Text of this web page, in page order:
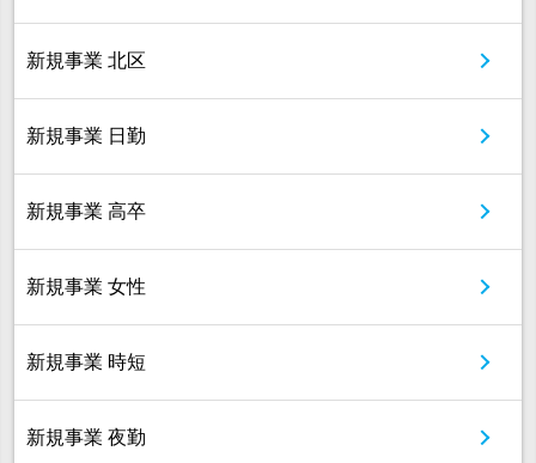
新規事業 北区
新規事業 日勤
新規事業 高卒
新規事業 女性
新規事業 時短
新規事業 夜勤